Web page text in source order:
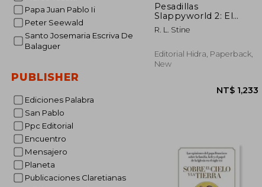
Papa Juan Pablo Ii
Peter Seewald
Santo Josemaria Escriva De
Balaguer
PUBLISHER
Ediciones Palabra
San Pablo
Ppc Editorial
Encuentro
Mensajero
Planeta
Publicaciones Claretianas
Pesadillas
Slappyworld 2: El
Ataque de Jack (in
Spanish)
R. L. Stine
Editorial Hidra, Paperback,
New